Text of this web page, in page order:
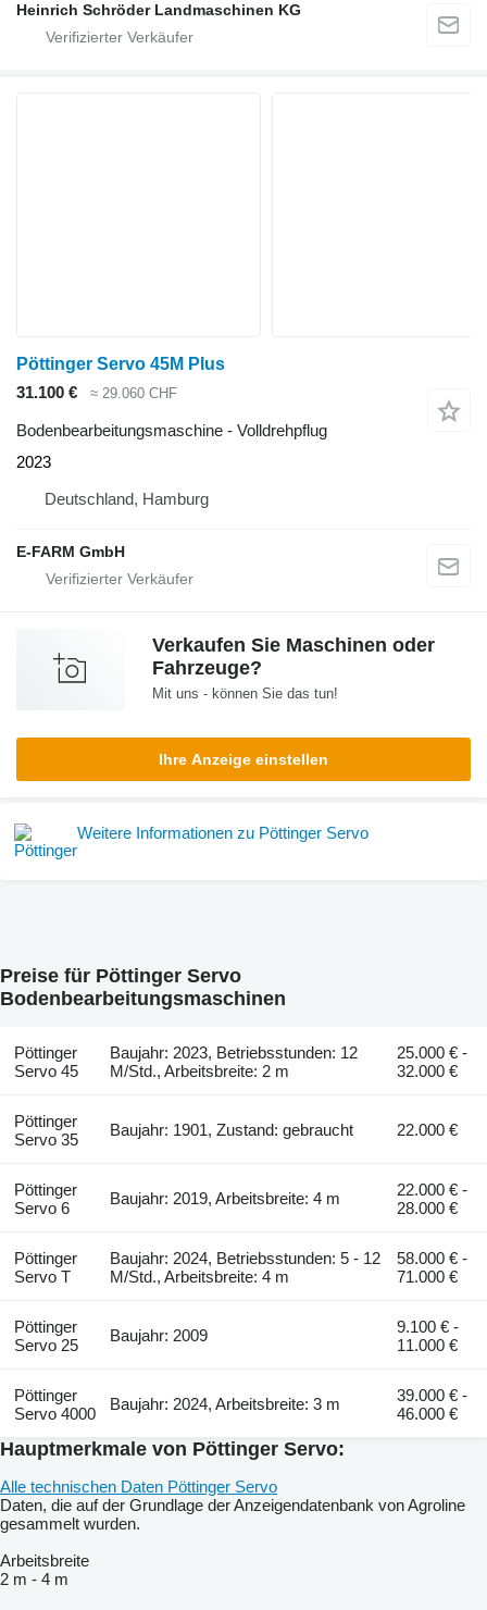
Heinrich Schröder Landmaschinen KG
Pöttinger Servo 45M Plus
31.100 €
≈ 29.060 CHF
Bodenbearbeitungsmaschine - Volldrehpflug
2023
Deutschland, Hamburg
E-FARM GmbH
Verkaufen Sie Maschinen oder
Fahrzeuge?
Mit uns - können Sie das tun!
Ihre Anzeige einstellen
Weitere Informationen zu Pöttinger Servo
Preise für Pöttinger Servo
Bodenbearbeitungsmaschinen
Pöttinger
Servo 45
Baujahr: 2023, Betriebsstunden: 12
M/Std., Arbeitsbreite: 2 m
25.000 € -
32.000 €
Pöttinger
Servo 35
Baujahr: 1901, Zustand: gebraucht 22.000 €
Pöttinger
Servo 6
Baujahr: 2019, Arbeitsbreite: 4 m
22.000 € -
28.000 €
Pöttinger
Servo T
Baujahr: 2024, Betriebsstunden: 5 - 12
M/Std., Arbeitsbreite: 4 m
58.000 € -
71.000 €
Pöttinger
Servo 25
Baujahr: 2009
9.100 € -
11.000 €
Pöttinger
Servo 4000
Baujahr: 2024, Arbeitsbreite: 3 m
39.000 € -
46.000 €
Hauptmerkmale von Pöttinger Servo:
Alle technischen Daten Pöttinger Servo
Daten, die auf der Grundlage der Anzeigendatenbank von Agroline
gesammelt wurden.
Arbeitsbreite
2 m - 4 m